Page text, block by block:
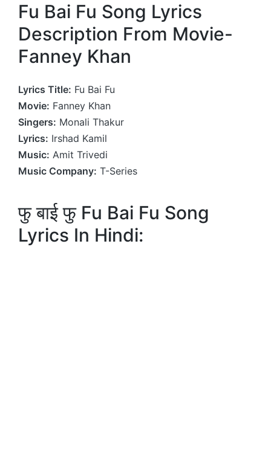
Fu Bai Fu Song Lyrics
Description From Movie-
Fanney Khan
Lyrics Title: Fu Bai Fu
Movie: Fanney Khan
Singers: Monali Thakur
Lyrics: Irshad Kamil
Music: Amit Trivedi
Music Company: T-Series
फु बाई फु Fu Bai Fu Song
Lyrics In Hindi: